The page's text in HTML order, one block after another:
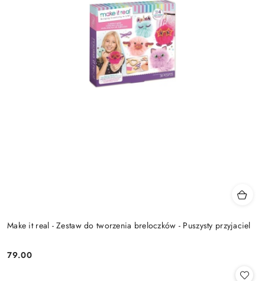
Make it real - Zestaw do tworzenia breloczków - Puszysty przyjaciel
Cena:
79.00